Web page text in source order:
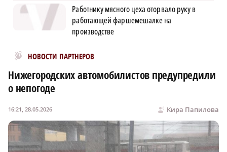
Работнику мясного цеха оторвало руку в
работающей фаршемешалке на
производстве
НОВОСТИ ПАРТНЕРОВ
Новости МирТесен
Нижегородских автомобилистов предупредили
о непогоде
Кира Папилова
16:21, 28.05.2026